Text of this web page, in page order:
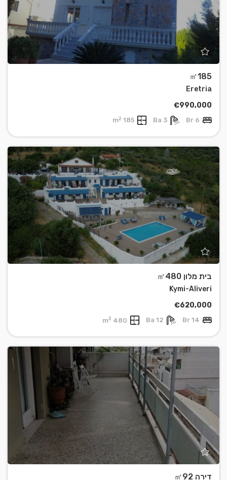
㎡185
Eretria
€990,000
6 Br
3 Ba
185 m
2
בית מלון ㎡480
Kymi-Aliveri
€620,000
14 Br
12 Ba
480 m
2
דירה ㎡92